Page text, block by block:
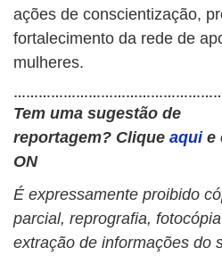
ações de conscientização,
fortalecimento da rede de
mulheres.
Tem uma sugestão de
reportagem? Clique aqui e
ON
É expressamente proibido
parcial, reprografia,
extração de informações do